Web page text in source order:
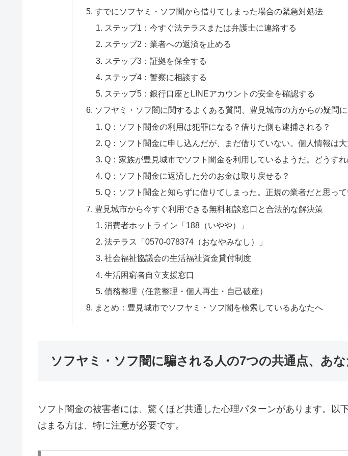
すでにソフヤミ・ソフ闇から借りてしまった場合の緊急対処法
ステップ1：今すぐ法テラスまたは弁護士に連絡する
ステップ2：業者への返済を止める
ステップ3：証拠を保全する
ステップ4：警察に相談する
ステップ5：銀行口座とLINEアカウントの安全を確認する
ソフヤミ・ソフ闇に関するよくある質問、豊見城市の方からの疑問
Q：ソフト闇金の利用は犯罪になる？借りた側も逮捕される？
Q：ソフト闇金に申し込んだが、まだ借りていない。個人情報は大
Q：家族が豊見城市でソフト闇金を利用しているようだ。どうすれ
Q：ソフト闇金に返済した分のお金は取り戻せる？
Q：ソフト闇金と知らずに借りてしまった。正規の業者だと思って
豊見城市から今すぐ利用できる無料相談窓口と合法的な解決策
消費者ホットライン「188（いやや）」
法テラス「0570-078374（おなやみなし）」
社会福祉協議会の生活福祉資金貸付制度
生活困窮者自立支援窓口
債務整理（任意整理・個人再生・自己破産）
まとめ：豊見城市でソフヤミ・ソフ闇を検索しているあなたへ
ソフヤミ・ソフ闇に騙される人の7つの共通点、あな
ソフト闇金の被害者には、驚くほど共通した心理パターンがあります。以
はまる方は、特に注意が必要です。